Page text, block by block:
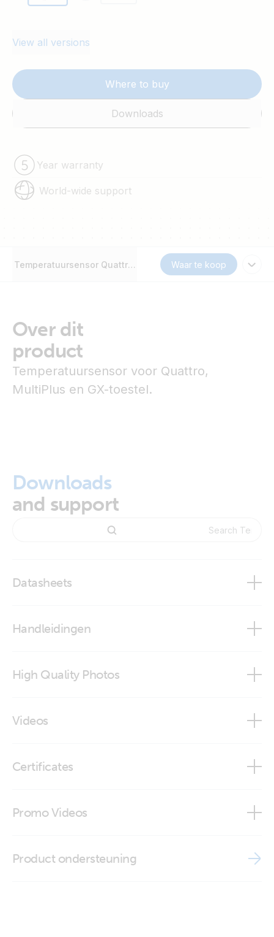
View all versions
Where to buy
Downloads
Year warranty
World-wide support
Temperatuursensor Quattro, MultiPlus en GX-toestel
Waar te koop
Over dit
product
Temperatuursensor voor Quattro,
MultiPlus en GX-toestel.
Downloads
and support
Datasheets
Handleidingen
High Quality Photos
Videos
Certificates
Promo Videos
Product ondersteuning